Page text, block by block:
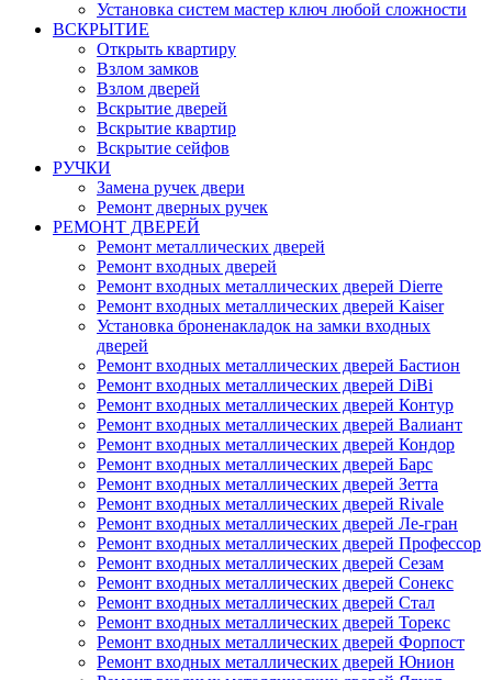
Установка систем мастер ключ любой сложности
ВСКРЫТИЕ
Открыть квартиру
Взлом замков
Взлом дверей
Вскрытие дверей
Вскрытие квартир
Вскрытие сейфов
РУЧКИ
Замена ручек двери
Ремонт дверных ручек
РЕМОНТ ДВЕРЕЙ
Ремонт металлических дверей
Ремонт входных дверей
Ремонт входных металлических дверей Dierre
Ремонт входных металлических дверей Kaiser
Установка броненакладок на замки входных
дверей
Ремонт входных металлических дверей Бастион
Ремонт входных металлических дверей DiBi
Ремонт входных металлических дверей Контур
Ремонт входных металлических дверей Валиант
Ремонт входных металлических дверей Кондор
Ремонт входных металлических дверей Барс
Ремонт входных металлических дверей Зетта
Ремонт входных металлических дверей Rivale
Ремонт входных металлических дверей Ле-гран
Ремонт входных металлических дверей Профессор
Ремонт входных металлических дверей Сезам
Ремонт входных металлических дверей Сонекс
Ремонт входных металлических дверей Стал
Ремонт входных металлических дверей Торекс
Ремонт входных металлических дверей Форпост
Ремонт входных металлических дверей Юнион